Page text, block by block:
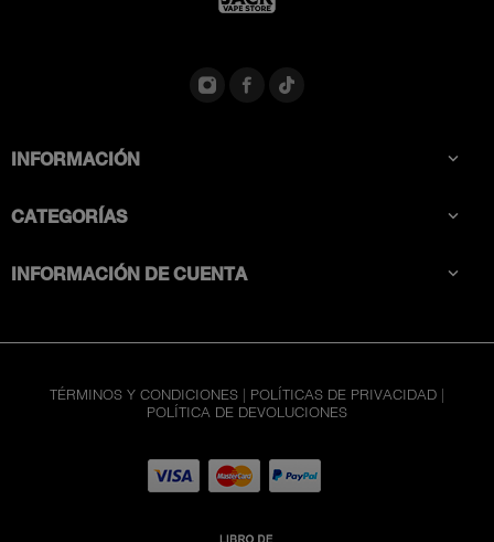
INFORMACIÓN 
CATEGORÍAS 
INFORMACIÓN DE CUENTA 
TÉRMINOS Y CONDICIONES | POLÍTICAS DE PRIVACIDAD |
POLÍTICA DE DEVOLUCIONES